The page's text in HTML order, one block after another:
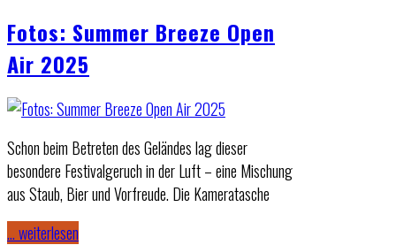
Fotos: Summer Breeze Open
Air 2025
Schon beim Betreten des Geländes lag dieser
besondere Festivalgeruch in der Luft – eine Mischung
aus Staub, Bier und Vorfreude. Die Kameratasche
… weiterlesen